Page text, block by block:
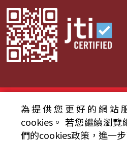
© 2024財團法人中央廣
資通安全政策聲明
服務
為提供您更好的網站
cookies。 若您繼續瀏覽
們的cookies政策，進一